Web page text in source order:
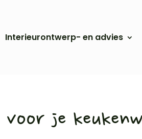
Interieurontwerp- en advies
je